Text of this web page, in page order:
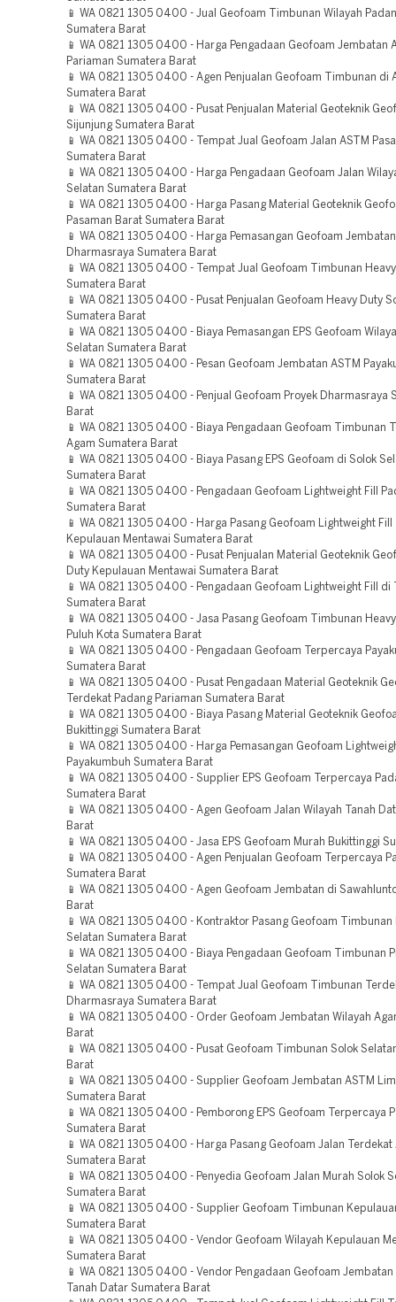
📱 WA 0821 1305 0400 - Jual Geofoam Timbunan Wilayah
Sumatera Barat
📱 WA 0821 1305 0400 - Harga Pengadaan Geofoam Jembatan
Pariaman Sumatera Barat
📱 WA 0821 1305 0400 - Agen Penjualan Geofoam Timbunan di
Sumatera Barat
📱 WA 0821 1305 0400 - Pusat Penjualan Material Geoteknik
Sijunjung Sumatera Barat
📱 WA 0821 1305 0400 - Tempat Jual Geofoam Jalan ASTM
Sumatera Barat
📱 WA 0821 1305 0400 - Harga Pengadaan Geofoam Jalan
Selatan Sumatera Barat
📱 WA 0821 1305 0400 - Harga Pasang Material Geoteknik
Pasaman Barat Sumatera Barat
📱 WA 0821 1305 0400 - Harga Pemasangan Geofoam
Dharmasraya Sumatera Barat
📱 WA 0821 1305 0400 - Tempat Jual Geofoam Timbunan
Sumatera Barat
📱 WA 0821 1305 0400 - Pusat Penjualan Geofoam Heavy Duty
Sumatera Barat
📱 WA 0821 1305 0400 - Biaya Pemasangan EPS Geofoam
Selatan Sumatera Barat
📱 WA 0821 1305 0400 - Pesan Geofoam Jembatan ASTM
Sumatera Barat
📱 WA 0821 1305 0400 - Penjual Geofoam Proyek Dharmasraya
Barat
📱 WA 0821 1305 0400 - Biaya Pengadaan Geofoam Timbunan
Agam Sumatera Barat
📱 WA 0821 1305 0400 - Biaya Pasang EPS Geofoam di Solok
Sumatera Barat
📱 WA 0821 1305 0400 - Pengadaan Geofoam Lightweight Fill
Sumatera Barat
📱 WA 0821 1305 0400 - Harga Pasang Geofoam Lightweight
Kepulauan Mentawai Sumatera Barat
📱 WA 0821 1305 0400 - Pusat Penjualan Material Geoteknik
Duty Kepulauan Mentawai Sumatera Barat
📱 WA 0821 1305 0400 - Pengadaan Geofoam Lightweight Fill di
Sumatera Barat
📱 WA 0821 1305 0400 - Jasa Pasang Geofoam Timbunan
Puluh Kota Sumatera Barat
📱 WA 0821 1305 0400 - Pengadaan Geofoam Terpercaya
Sumatera Barat
📱 WA 0821 1305 0400 - Pusat Pengadaan Material Geoteknik
Terdekat Padang Pariaman Sumatera Barat
📱 WA 0821 1305 0400 - Biaya Pasang Material Geoteknik
Bukittinggi Sumatera Barat
📱 WA 0821 1305 0400 - Harga Pemasangan Geofoam
Payakumbuh Sumatera Barat
📱 WA 0821 1305 0400 - Supplier EPS Geofoam Terpercaya
Sumatera Barat
📱 WA 0821 1305 0400 - Agen Geofoam Jalan Wilayah Tanah
Barat
📱 WA 0821 1305 0400 - Jasa EPS Geofoam Murah Bukittinggi
📱 WA 0821 1305 0400 - Agen Penjualan Geofoam Terpercaya
Sumatera Barat
📱 WA 0821 1305 0400 - Agen Geofoam Jembatan di
Barat
📱 WA 0821 1305 0400 - Kontraktor Pasang Geofoam Timbunan
Selatan Sumatera Barat
📱 WA 0821 1305 0400 - Biaya Pengadaan Geofoam Timbunan
Selatan Sumatera Barat
📱 WA 0821 1305 0400 - Tempat Jual Geofoam Timbunan
Dharmasraya Sumatera Barat
📱 WA 0821 1305 0400 - Order Geofoam Jembatan Wilayah
Barat
📱 WA 0821 1305 0400 - Pusat Geofoam Timbunan Solok
Barat
📱 WA 0821 1305 0400 - Supplier Geofoam Jembatan ASTM
Sumatera Barat
📱 WA 0821 1305 0400 - Pemborong EPS Geofoam Terpercaya
Sumatera Barat
📱 WA 0821 1305 0400 - Harga Pasang Geofoam Jalan Terdekat
Sumatera Barat
📱 WA 0821 1305 0400 - Penyedia Geofoam Jalan Murah Solok
Sumatera Barat
📱 WA 0821 1305 0400 - Supplier Geofoam Timbunan
Sumatera Barat
📱 WA 0821 1305 0400 - Vendor Geofoam Wilayah Kepulauan
Sumatera Barat
📱 WA 0821 1305 0400 - Vendor Pengadaan Geofoam
Tanah Datar Sumatera Barat